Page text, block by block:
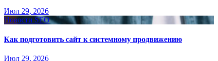
Июл 29, 2026
Новости SEO
Как подготовить сайт к системному продвижению
Июл 29, 2026